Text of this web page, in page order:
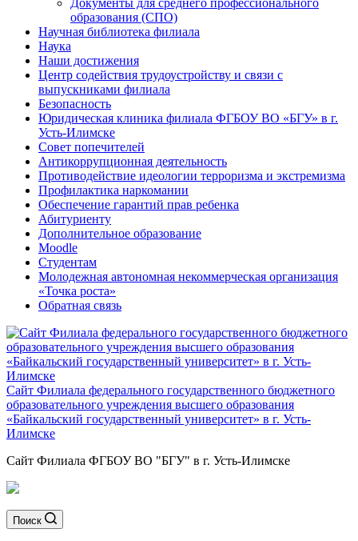
Документы для среднего профессионального
образования (СПО)
Научная библиотека филиала
Наука
Наши достижения
Центр содействия трудоустройству и связи с
выпускниками филиала
Безопасность
Юридическая клиника филиала ФГБОУ ВО «БГУ» в г.
Усть-Илимске
Совет попечителей
Антикоррупционная деятельность
Противодействие идеологии терроризма и экстремизма
Профилактика наркомании
Обеспечение гарантий прав ребенка
Абитуриенту
Дополнительное образование
Moodle
Студентам
Молодежная автономная некоммерческая организация
«Точка роста»
Обратная связь
Сайт Филиала федерального государственного бюджетного
образовательного учреждения высшего образования
«Байкальский государственный университет» в г. Усть-
Илимске
Сайт Филиала ФГБОУ ВО "БГУ" в г. Усть-Илимске
Поиск